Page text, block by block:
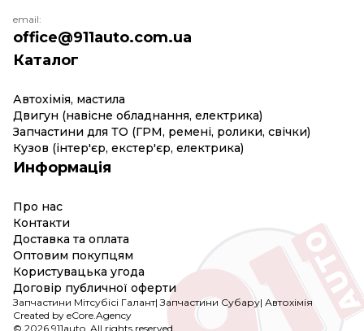
Каталог
Автохімія, мастила
Двигун (навісне обладнання, електрика)
Запчастини для ТО (ГРМ, ремені, ролики, свічки)
Кузов (інтер'єр, екстер'єр, електрика)
Информація
Про нас
Контакти
Доставка та оплата
Оптовим покупцям
Користувацька угода
Договір публичної оферти
email:
office@911auto.com.ua
Created by eCore.Agency
Запчастини Мітсубісі Галант|Запчастини Субару| Автохімія
© 2026 911auto. All rights reserved